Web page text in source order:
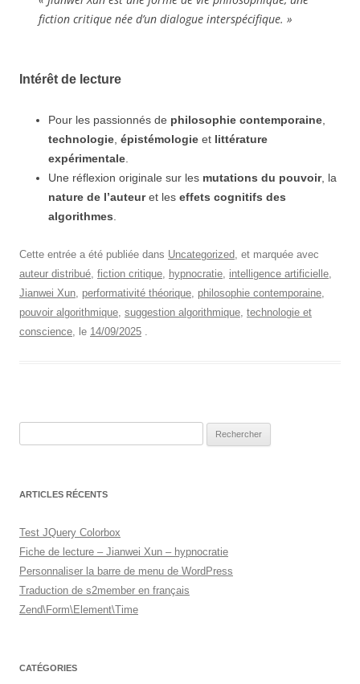
fiction critique née d’un dialogue interspécifique. »
Intérêt de lecture
Pour les passionnés de philosophie contemporaine
technologie épistémologie et littérature
expérimentale
Une réflexion originale sur les mutations du pouvoir, la
nature de l’auteuret les effets cognitifs des
algorithmes
Cette entrée a été publiée dans Uncategorized, et marquée avec
auteur distribué, fiction critique, hypnocratie, intelligence artificielle,
Jianwei Xun, performativité théorique, philosophie contemporaine,
pouvoir algorithmique, suggestion algorithmique, technologie et
conscience, le 14/09/2025 .
ARTICLES RÉCENTS
Test JQuery Colorbox
Fiche de lecture – Jianwei Xun – hypnocratie
Personnaliser la barre de menu de WordPress
Traduction de s2member en français
Zend\Form\Element\Time
CATÉGORIES